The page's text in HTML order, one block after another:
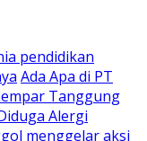
pendidikan
Ada Apa di PT
Tanggung
Alergi
menggelar aksi